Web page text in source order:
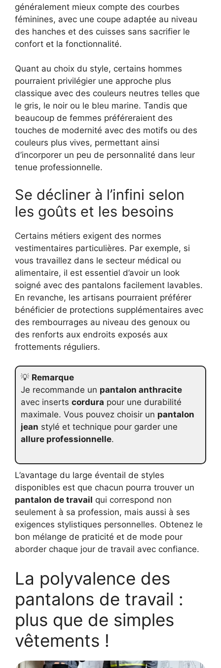
généralement mieux compte des courbes
féminines, avec une coupe adaptée au niveau
des hanches et des cuisses sans sacrifier le
confort et la fonctionnalité.
Quant au choix du style, certains hommes
pourraient privilégier une approche plus
classique avec des couleurs neutres telles que
le gris, le noir ou le bleu marine. Tandis que
beaucoup de femmes préféreraient des
touches de modernité avec des motifs ou des
couleurs plus vives, permettant ainsi
d’incorporer un peu de personnalité dans leur
tenue professionnelle.
Se décliner à l’infini selon
les goûts et les besoins
Certains métiers exigent des normes
vestimentaires particulières. Par exemple, si
vous travaillez dans le secteur médical ou
alimentaire, il est essentiel d’avoir un look
soigné avec des pantalons facilement lavables.
En revanche, les artisans pourraient préférer
bénéficier de protections supplémentaires avec
des rembourrages au niveau des genoux ou
des renforts aux endroits exposés aux
frottements réguliers.
💡 Remarque
Je recommande un pantalon anthracite
avec inserts cordura pour une durabilité
maximale. Vous pouvez choisir un pantalon
jean stylé et technique pour garder une
allure professionnelle.
L’avantage du large éventail de styles
disponibles est que chacun pourra trouver un
pantalon de travail qui correspond non
seulement à sa profession, mais aussi à ses
exigences stylistiques personnelles. Obtenez le
bon mélange de praticité et de mode pour
aborder chaque jour de travail avec confiance.
La polyvalence des
pantalons de travail :
plus que de simples
vêtements !